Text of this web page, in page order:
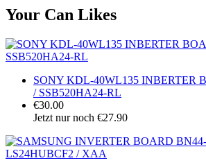
Your Can Likes
SONY KDL-40WL135 INBERTER
/ SSB520HA24-RL
€30.00
Jetzt nur noch €27.90